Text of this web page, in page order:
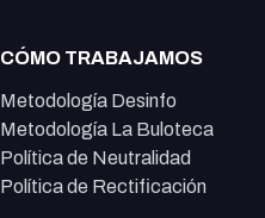
CÓMO TRABAJAMOS
Metodología Desinfo
Metodología La Buloteca
Política de Neutralidad
Política de Rectificación